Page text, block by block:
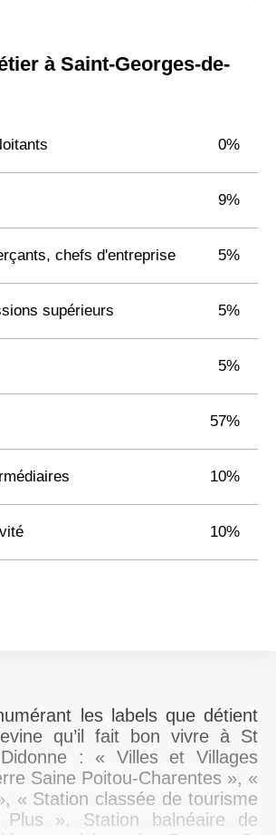
à Saint-Georges-de-
0%
9%
chefs d'entreprise 5%
supérieurs 5%
5%
57%
10%
10%
les labels que détient
qu’il fait bon vivre à St
: « Villes et Villages
Saine Poitou-Charentes », «
« Station classée de tourisme
». Station balnéaire de